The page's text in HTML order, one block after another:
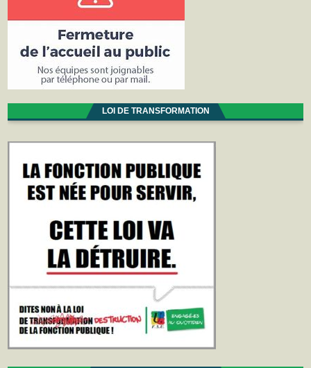
LOI DE TRANSFORMATION